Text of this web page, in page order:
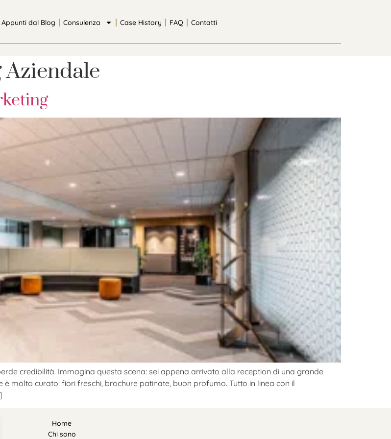
Appunti dal Blog Consulenza Case History FAQ Contatti
credibilità. Immagina questa scena: sei appena arrivato alla reception di una grande
molto curato: fiori freschi, brochure patinate, buon profumo. Tutto in linea con il
Home
Chi sono